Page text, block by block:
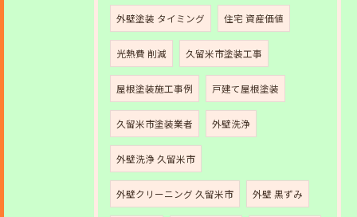
外壁塗装 タイミング 住宅 資産価値
光熱費 削減 久留米市塗装工事
屋根塗装施工事例 戸建て屋根塗装
久留米市塗装業者 外壁洗浄
外壁洗浄 久留米市
外壁クリーニング 久留米市 外壁 黒ずみ